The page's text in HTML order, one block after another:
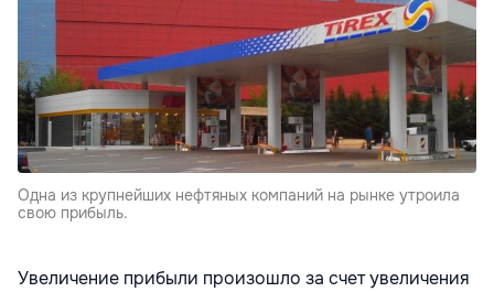
Одна из крупнейших нефтяных компаний на рынке утроила
свою прибыль.
Увеличение прибыли произошло за счет увеличения